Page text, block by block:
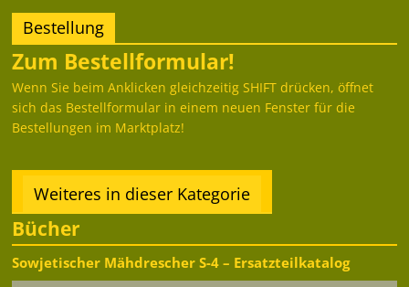
Bestellung
Zum Bestellformular!
Wenn Sie beim Anklicken gleichzeitig SHIFT drücken, öffnet
sich das Bestellformular in einem neuen Fenster für die
Bestellungen im Marktplatz!
Weiteres in dieser Kategorie
Bücher
Sowjetischer Mähdrescher S-4 – Ersatzteilkatalog